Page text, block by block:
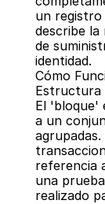
un registro
describe la
de
identidad.
Cómo
Estructura
El 'bloque'
a un
referencia
una
realizado